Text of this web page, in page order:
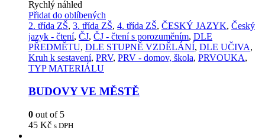
Rychlý náhled
Přidat do oblíbených
2. třída ZŠ, 3. třída ZŠ, 4. třída ZŠ, ČESKÝ JAZYK, Český
jazyk - čtení, ČJ, ČJ - čtení s porozuměním, DLE
PŘEDMĚTU, DLE STUPNĚ VZDĚLÁNÍ, DLE UČIVA,
Kruh k sestavení, PRV, PRV - domov, škola, PRVOUKA,
TYP MATERIÁLU
BUDOVY VE MĚSTĚ
0 out of 5
45 Kč s DPH